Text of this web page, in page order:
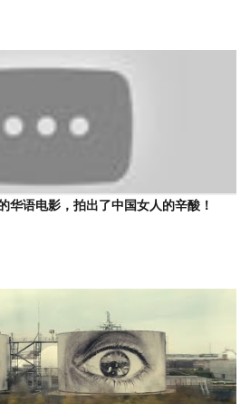
华语电影，拍出了中国女人的辛酸！